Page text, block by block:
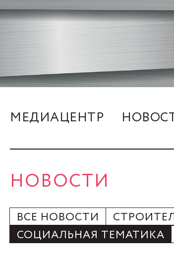
МЕДИАЦЕНТР
НОВОСТИ
ВСЕ НОВОСТИ
СОЦИАЛЬНАЯ ТЕМАТИКА